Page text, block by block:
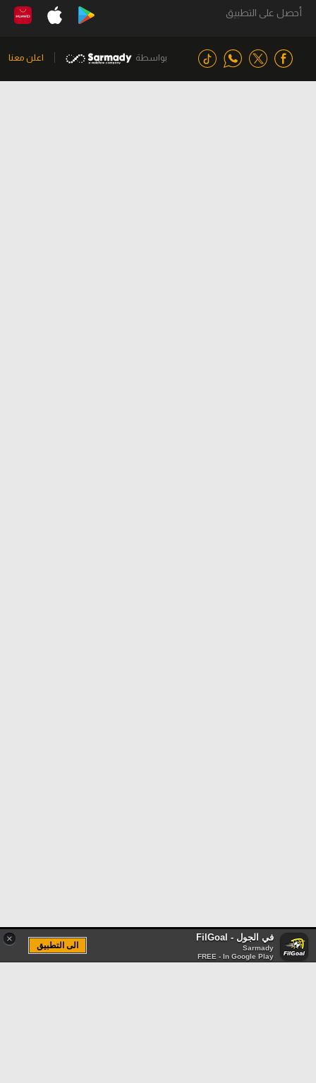
أحصل على التطبيق
بواسطة اعلن معنا
× في الجول - FilGoal
Sarmady
FREE - In Google Play
الى التطبيق